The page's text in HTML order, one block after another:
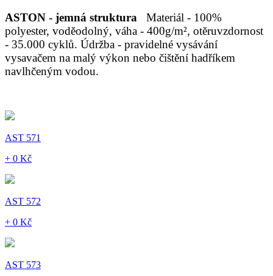
ASTON - jemná struktura
Materiál - 100%
polyester, voděodolný, váha - 400g/m², otěruvzdornost
- 35.000 cyklů. Údržba - pravidelné vysávání
vysavačem na malý výkon nebo čištění hadříkem
navlhčeným vodou.
AST 571
+ 0 Kč
AST 572
+ 0 Kč
AST 573